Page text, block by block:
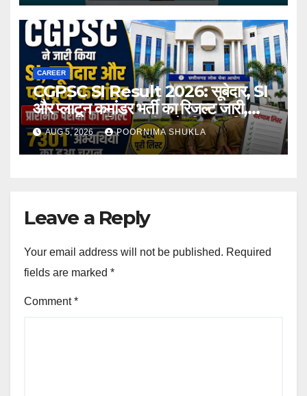
CAREER
CGPSC SI Result 2026: सूबेदार, SI
और प्लाटून कमांडर भर्ती का रिजल्ट जारी,
7301 अभ्यर्थी मुख्य परीक्षा के लिए चयनित…
AUG 5, 2026 POORNIMA SHUKLA
Leave a Reply
Your email address will not be published. Required
fields are marked *
Comment*